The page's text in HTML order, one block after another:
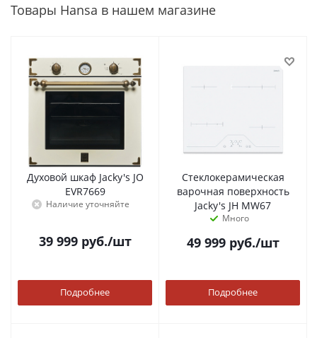
Товары Hansa в нашем магазине
Духовой шкаф Jacky's JO
EVR7669
Наличие уточняйте
39 999руб./шт
Подробнее
Стеклокерамическая
варочная поверхность
Jacky's JH MW67
Много
49 999руб./шт
Подробнее